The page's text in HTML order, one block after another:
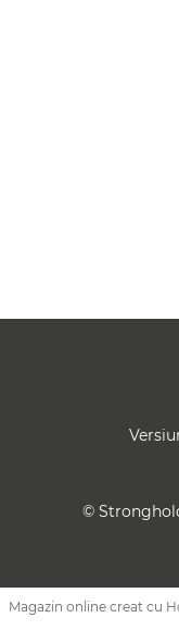
©
Magazin online creat cu